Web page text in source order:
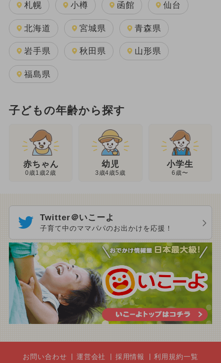
札幌 小樽 函館 仙台
北海道 宮城県 青森県
岩手県 秋田県 山形県
福島県
子どもの年齢から探す
赤ちゃん
0歳1歳2歳
幼児
3歳4歳5歳
小学生
6歳〜
Twitter＠いこーよ
子育て中のママパパのお出かけを応援！
お問い合わせ 運営会社 採用情報 利用規約一覧